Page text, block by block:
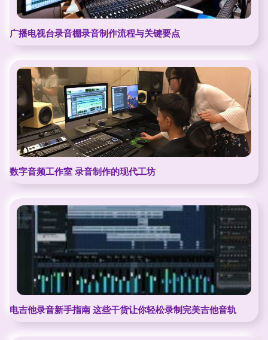
广播电视台录音棚录音制作流程与关键要点
数字音频工作室 录音制作的现代工坊
电吉他录音新手指南 这些干货让你轻松录制完美吉他音轨